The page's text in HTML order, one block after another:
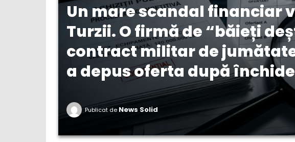
Un mare scandal financiar
Turzii. O firmă de “băieți
contract militar de
a depus oferta după
Publicat de News Solid